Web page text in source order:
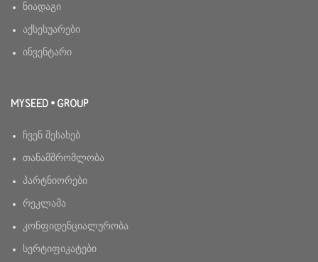
ნიადაგი
აქსესუარები
ინვენტარი
MYSEED • GROUP
ჩვენ შესახებ
თანამშრომლობა
პარტნიორები
რეკლამა
კონფიდენციალურობა
სერტიფიკატები